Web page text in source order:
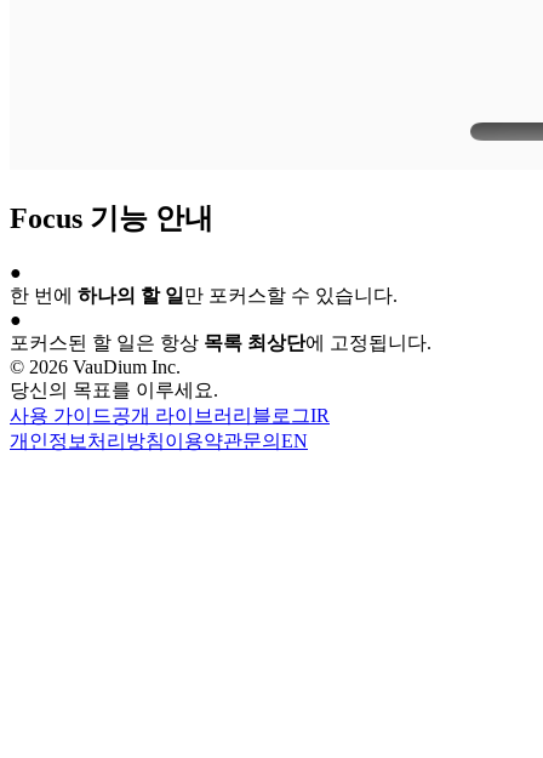
Focus 기능 안내
●
한 번에 하나의 할 일 만 포커스할 수 있습니다.
●
포커스된 할 일은 항상 목록 최상단에 고정됩니다.
© 2026 VauDium Inc.
당신의 목표를 이루세요.
사용 가이드공개 라이브러리 블로그IR
개인정보처리방침이용약관문의 EN